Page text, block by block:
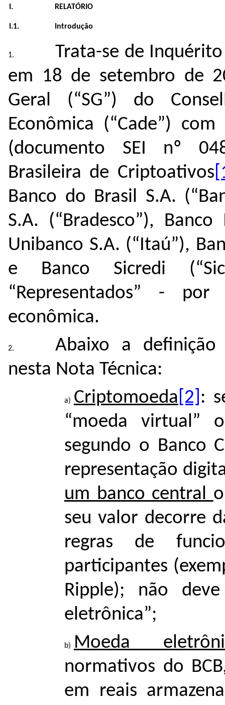
I. RELATÓRIO
I.1. Introdução
Trata-se de
em 18 de setembro de
Geral (“SG”) do
Econômica (“Cade”)
(documento SEI nº
Brasileira de Criptoativos
Banco do Brasil S.A.
S.A. (“Bradesco”),
Unibanco S.A. (“Itaú”),
e Banco Sicredi
“Representados” -
econômica.
Abaixo a definição
nesta Nota Técnica:
Criptomoeda [2] :
“moeda virtual”
segundo o Banco
representação
um banco central
seu valor decorre
regras de
participantes
Ripple); não
eletrônica”;
Moeda
normativos do
em reais